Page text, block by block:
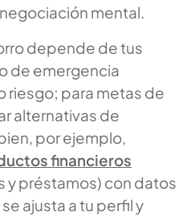
mental.
depende de tus
de emergencia
riesgo; para metas de
alternativas de
por ejemplo,
financieros
y préstamos) con datos
ajusta a tu perfil y